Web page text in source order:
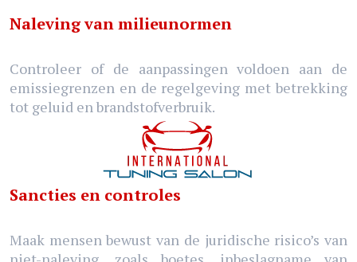
Naleving van milieunormen
Controleer of de aanpassingen voldoen aan de
emissiegrenzen en de regelgeving met betrekking
tot geluid en brandstofverbruik.
Sancties en controles
Maak mensen bewust van de juridische risico’s van